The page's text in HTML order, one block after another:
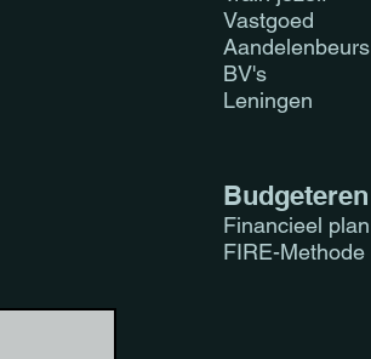
Vastgoed
Aandelenbeurs
BV's
Leningen
Budgeteren
Financieel plan
FIRE-Methode